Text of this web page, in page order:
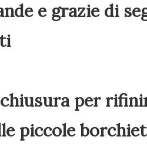
e grazie di
per
piccole